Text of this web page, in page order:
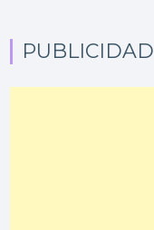
PUBLICIDAD